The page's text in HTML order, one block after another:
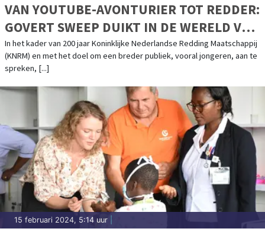
VAN YOUTUBE-AVONTURIER TOT REDDER:
GOVERT SWEEP DUIKT IN DE WERELD VAN
JARIGE KNRM
In het kader van 200 jaar Koninklijke Nederlandse Redding Maatschappij
(KNRM) en met het doel om een breder publiek, vooral jongeren, aan te
spreken, [...]
15 februari 2024, 5:14 uur